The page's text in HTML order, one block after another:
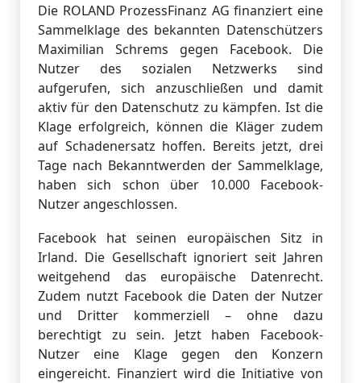
Die ROLAND ProzessFinanz AG finanziert eine
Sammelklage des bekannten Datenschützers
Maximilian Schrems gegen Facebook. Die
Nutzer des sozialen Netzwerks sind
aufgerufen, sich anzuschließen und damit
aktiv für den Datenschutz zu kämpfen. Ist die
Klage erfolgreich, können die Kläger zudem
auf Schadenersatz hoffen. Bereits jetzt, drei
Tage nach Bekanntwerden der Sammelklage,
haben sich schon über 10.000 Facebook-
Nutzer angeschlossen.
Facebook hat seinen europäischen Sitz in
Irland. Die Gesellschaft ignoriert seit Jahren
weitgehend das europäische Datenrecht.
Zudem nutzt Facebook die Daten der Nutzer
und Dritter kommerziell – ohne dazu
berechtigt zu sein. Jetzt haben Facebook-
Nutzer eine Klage gegen den Konzern
eingereicht. Finanziert wird die Initiative von